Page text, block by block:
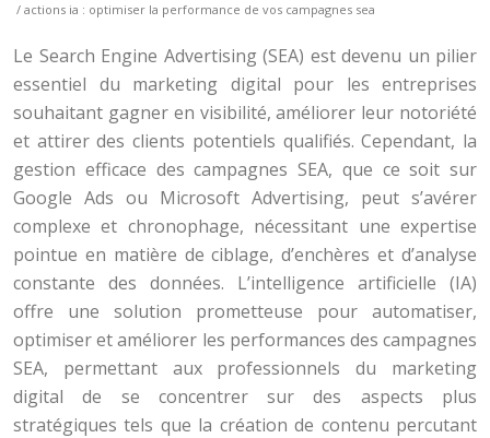
/ actions ia : optimiser la performance de vos campagnes sea
Le Search Engine Advertising (SEA) est devenu un pilier
essentiel du marketing digital pour les entreprises
souhaitant gagner en visibilité, améliorer leur notoriété
et attirer des clients potentiels qualifiés. Cependant, la
gestion efficace des campagnes SEA, que ce soit sur
Google Ads ou Microsoft Advertising, peut s’avérer
complexe et chronophage, nécessitant une expertise
pointue en matière de ciblage, d’enchères et d’analyse
constante des données. L’intelligence artificielle (IA)
offre une solution prometteuse pour automatiser,
optimiser et améliorer les performances des campagnes
SEA, permettant aux professionnels du marketing
digital de se concentrer sur des aspects plus
stratégiques tels que la création de contenu percutant